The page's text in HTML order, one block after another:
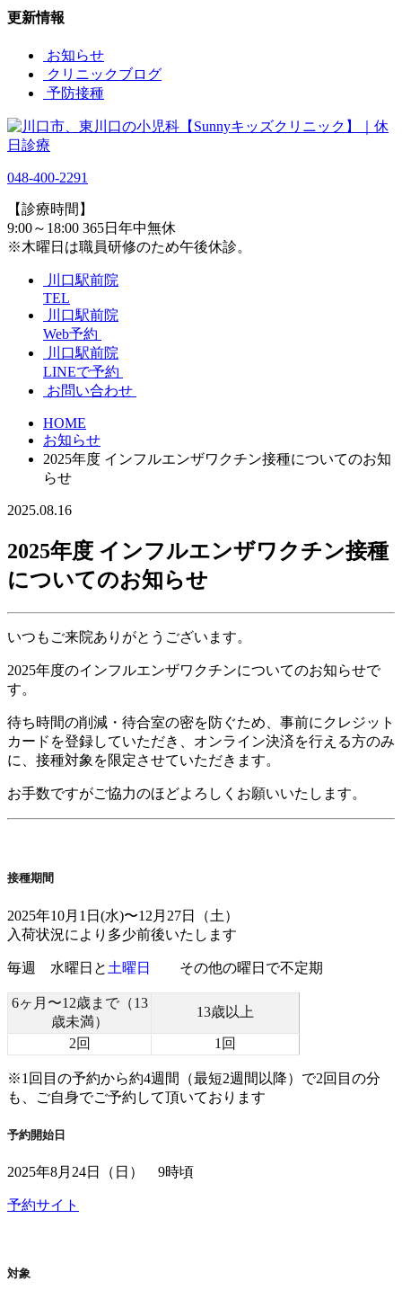
更新情報
お知らせ
クリニックブログ
予防接種
048-400-2291
【診療時間】
9:00～18:00 365日年中無休
※木曜日は職員研修のため午後休診。
川口駅前院
TEL
川口駅前院
Web予約
川口駅前院
LINEで予約
お問い合わせ
HOME
お知らせ
2025年度 インフルエンザワクチン接種についてのお知
らせ
2025.08.16
2025年度 インフルエンザワクチン接種
についてのお知らせ
いつもご来院ありがとうございます。
2025年度のインフルエンザワクチンについてのお知らせで
す。
待ち時間の削減・待合室の密を防ぐため、事前にクレジット
カードを登録していただき、オンライン決済を行える方のみ
に、接種対象を限定させていただきます。
お手数ですがご協力のほどよろしくお願いいたします。
接種期間
2025年10月1日(水)〜12月27日（土）
入荷状況により多少前後いたします
毎週 水曜日 と 土曜日 その他の曜日で不定期
6ヶ月〜12歳まで（13
歳未満）
13歳以上
2回 1回
※1回目の予約から約4週間（最短2週間以降）で2回目の分
も、ご自身でご予約して頂いております
予約開始日
2025年8月24日（日） 9時頃
予約サイト
対象